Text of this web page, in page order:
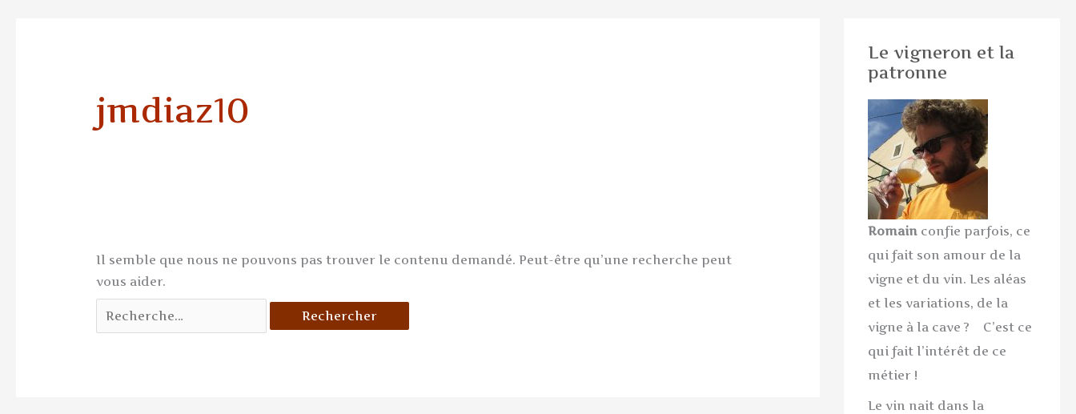
jmdiaz10
Il semble que nous ne pouvons pas trouver le contenu demandé. Peut-être qu’une recherche peut
vous aider.
Rechercher :
Le vigneron et la
patronne
Romain confie parfois, ce
qui fait son amour de la
vigne et du vin. Les aléas
et les variations, de la
vigne à la cave ? C’est ce
qui fait l’intérêt de ce
métier !
Le vin nait dans la